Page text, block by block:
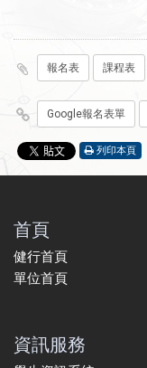
報名表 課程表
Google報名表單
列印本頁
首頁
健行首頁
單位首頁
資訊服務